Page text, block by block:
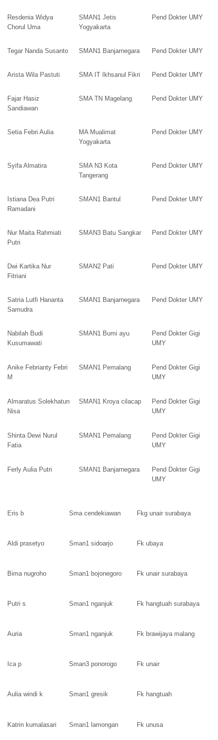
Resdenia Widya
Chorul Uma
SMAN1 Jetis
Yogyakarta
Pend Dokter UMY
Tegar Nanda Susanto SMAN1 Banjarnegara Pend Dokter UMY
Arista Wila Pastuti SMA IT Ikhsanul Fikri Pend Dokter UMY
Fajar Hasiz
Sandiawan
SMA TN Magelang Pend Dokter UMY
Setia Febri Aulia
MA Mualimat
Yogyakarta
Pend Dokter UMY
Syifa Almatira
SMA N3 Kota
Tangerang
Pend Dokter UMY
Istiana Dea Putri
Ramadani
SMAN1 Bantul Pend Dokter UMY
Nur Maita Rahmiati
Putri
SMAN3 Batu Sangkar Pend Dokter UMY
Dwi Kartika Nur
Fitriani
SMAN2 Pati Pend Dokter UMY
Satria Lutfi Hananta
Samudra
SMAN1 Banjarnegara Pend Dokter UMY
Nabilah Budi
Kusumawati
SMAN1 Bumi ayu
Pend Dokter Gigi
UMY
Anike Febrianty Febri
M
SMAN1 Pemalang
Pend Dokter Gigi
UMY
Almaratus Solekhatun
Nisa
SMAN1 Kroya cilacap
Pend Dokter Gigi
UMY
Shinta Dewi Nurul
Fatia
SMAN1 Pemalang
Pend Dokter Gigi
UMY
Ferly Aulia Putri SMAN1 Banjarnegara
Pend Dokter Gigi
UMY
Eris b Sma cendekiawan Fkg unair surabaya
Aldi prasetyo Sman1 sidoarjo Fk ubaya
Bima nugroho Sman1 bojonegoro Fk unair surabaya
Putri s Sman1 nganjuk Fk hangtuah surabaya
Auria Sman1 nganjuk Fk brawijaya malang
Ica p Sman3 ponorogo Fk unair
Aulia windi k Sman1 gresik Fk hangtuah
Katrin kumalasari Sman1 lamongan Fk unusa